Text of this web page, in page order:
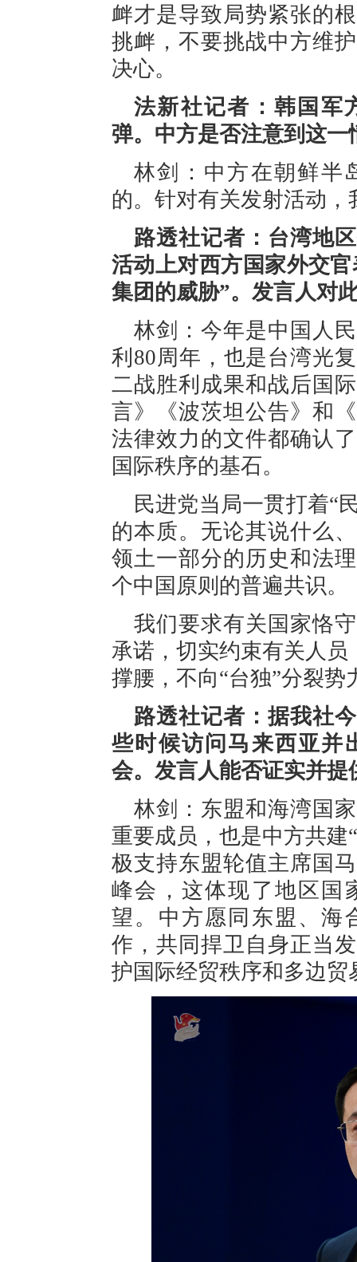
衅才是导致局势紧张的
挑衅，不要挑战中方维
决心。
法新社记者：韩国军
弹。中方是否注意到这
林剑：中方在朝鲜半
的。针对有关发射活动，
路透社记者：台湾地
活动上对西方国家外交
集团的威胁”。发言人对
林剑：今年是中国人
利80周年，也是台湾光
二战胜利成果和战后国
言》《波茨坦公告》和
法律效力的文件都确认
国际秩序的基石。
民进党当局一贯打着“
的本质。无论其说什么
领土一部分的历史和法
个中国原则的普遍共识。
我们要求有关国家恪
承诺，切实约束有关人员
撑腰，不向“台独”分裂
路透社记者：据我社
些时候访问马来西亚并
会。发言人能否证实并提
林剑：东盟和海湾国
重要成员，也是中方共建
极支持东盟轮值主席国
峰会，这体现了地区国
望。中方愿同东盟、海
作，共同捍卫自身正当
护国际经贸秩序和多边贸